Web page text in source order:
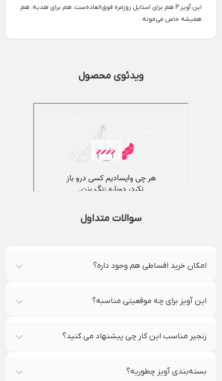
این آویز P هم برای استایل روزمره فوق‌العاده‌ست، هم برای هدیه، هم
همیشه خاص می‌مونه.
ویدئوی محصول
سوالات متداول
امکان خرید اقساطی هم وجود داره؟
این آویز برای چه موقعیتی مناسبه؟
زنجیر مناسب این کار چی پیشنهاد می کنید؟
بسته‌بندی آویز چطوریه؟